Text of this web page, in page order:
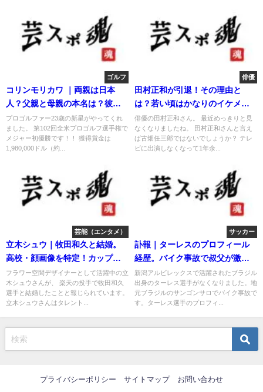
ゴルフ
コリンモリカワ ｜両親は日本
人？父親と母親の本名は？彼女
を特定！
プロゴルファー23歳の新星がやってくれ
ました。 第102回全米プロゴルフ選手権で
メジャー初優勝です！！ 獲得賞金は
1,980,000ドル（約...
俳優
田村正和が引退！その理由と
は？若い頃はかなりのイケメ
ン！
俳優の田村正和さん。 最近めっきりと見
なくなりましたね。 田村正和さんと言え
ば古畑任三郎ではないでしょうか？ テレ
ビに出演しなくなって1年余...
芸能（エンタメ）
立木シュウ｜牧田和久と結婚。
高校・顔画像を特定！カップサ
イズも判明！
フラワー空間デザイナーとして活躍中の立
木シュウさんが、 楽天の投手で牧田和久
選手と結婚したことと報じられています。
立木シュウさんはタレント...
サッカー
訃報｜ターレスのプロフィール
経歴。バイク事故で叔父が激
怒！
新潟アルビレックスで活躍されたブラジル
出身のターレス選手がなくなりました。地
元ブラジルのサンゴンサロでバイク事故で
す。ターレス選手のプロフィ...
プライバシーポリシー サイトマップ お問い合わせ